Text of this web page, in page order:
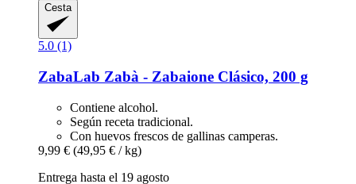
Cesta
5.0 (1)
ZabaLab Zabà -​ Zabaione Clásico, 200 g
Contiene alcohol.
Según receta tradicional.
Con huevos frescos de gallinas camperas.
9,99 € (49,95 € / kg)
Entrega hasta el 19 agosto